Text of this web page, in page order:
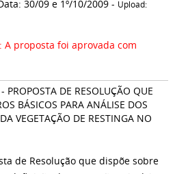
30/09 e 1º/10/2009 - Upload:
A proposta foi aprovada com
- PROPOSTA DE RESOLUÇÃO QUE
BÁSICOS PARA ANÁLISE DOS
VEGETAÇÃO DE RESTINGA NO
de Resolução que dispõe sobre